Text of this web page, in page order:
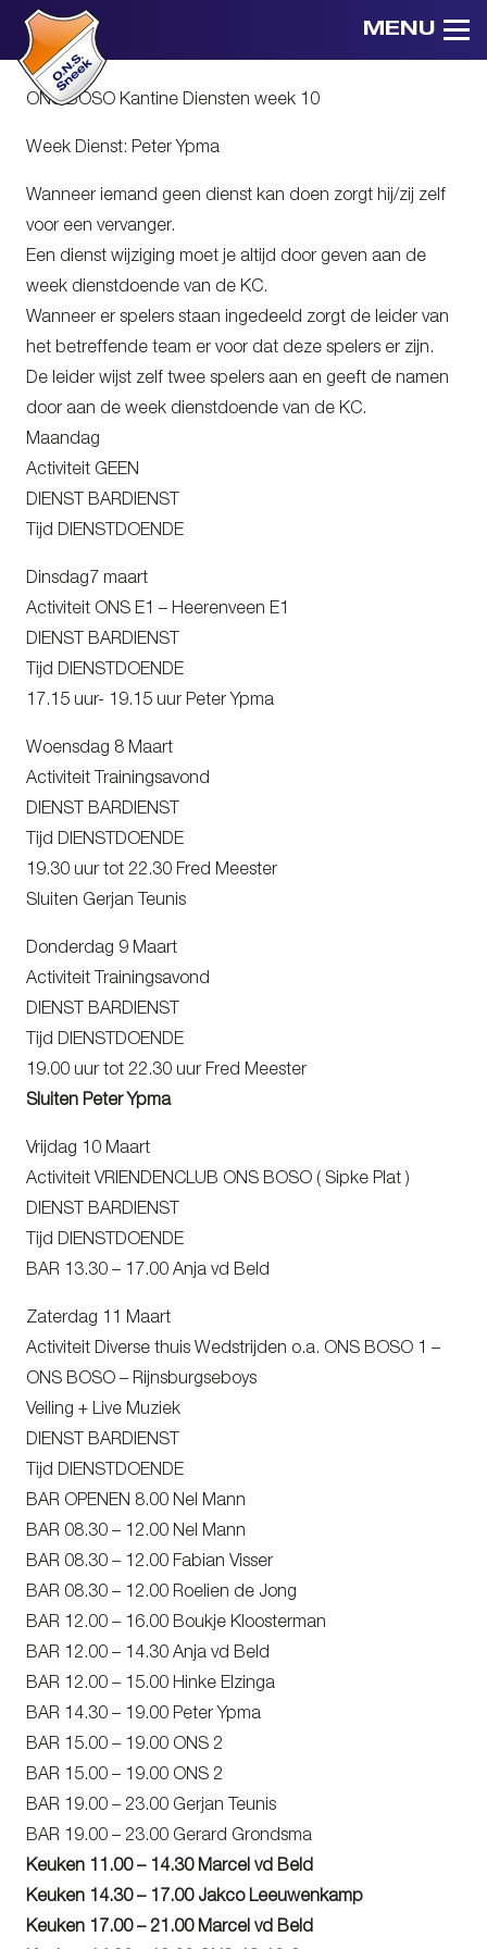
MENU
ONS BOSO Kantine Diensten week 10
Week Dienst: Peter Ypma
Wanneer iemand geen dienst kan doen zorgt hij/zij zelf
voor een vervanger.
Een dienst wijziging moet je altijd door geven aan de
week dienstdoende van de KC.
Wanneer er spelers staan ingedeeld zorgt de leider van
het betreffende team er voor dat deze spelers er zijn.
De leider wijst zelf twee spelers aan en geeft de namen
door aan de week dienstdoende van de KC.
Maandag
Activiteit GEEN
DIENST BARDIENST
Tijd DIENSTDOENDE
Dinsdag7 maart
Activiteit ONS E1 – Heerenveen E1
DIENST BARDIENST
Tijd DIENSTDOENDE
17.15 uur- 19.15 uur Peter Ypma
Woensdag 8 Maart
Activiteit Trainingsavond
DIENST BARDIENST
Tijd DIENSTDOENDE
19.30 uur tot 22.30 Fred Meester
Sluiten Gerjan Teunis
Donderdag 9 Maart
Activiteit Trainingsavond
DIENST BARDIENST
Tijd DIENSTDOENDE
19.00 uur tot 22.30 uur Fred Meester
Sluiten Peter Ypma
Vrijdag 10 Maart
Activiteit VRIENDENCLUB ONS BOSO ( Sipke Plat )
DIENST BARDIENST
Tijd DIENSTDOENDE
BAR 13.30 – 17.00 Anja vd Beld
Zaterdag 11 Maart
Activiteit Diverse thuis Wedstrijden o.a. ONS BOSO 1 –
ONS BOSO – Rijnsburgseboys
Veiling + Live Muziek
DIENST BARDIENST
Tijd DIENSTDOENDE
BAR OPENEN 8.00 Nel Mann
BAR 08.30 – 12.00 Nel Mann
BAR 08.30 – 12.00 Fabian Visser
BAR 08.30 – 12.00 Roelien de Jong
BAR 12.00 – 16.00 Boukje Kloosterman
BAR 12.00 – 14.30 Anja vd Beld
BAR 12.00 – 15.00 Hinke Elzinga
BAR 14.30 – 19.00 Peter Ypma
BAR 15.00 – 19.00 ONS 2
BAR 15.00 – 19.00 ONS 2
BAR 19.00 – 23.00 Gerjan Teunis
BAR 19.00 – 23.00 Gerard Grondsma
Keuken 11.00 – 14.30 Marcel vd Beld
Keuken 14.30 – 17.00 Jakco Leeuwenkamp
Keuken 17.00 – 21.00 Marcel vd Beld